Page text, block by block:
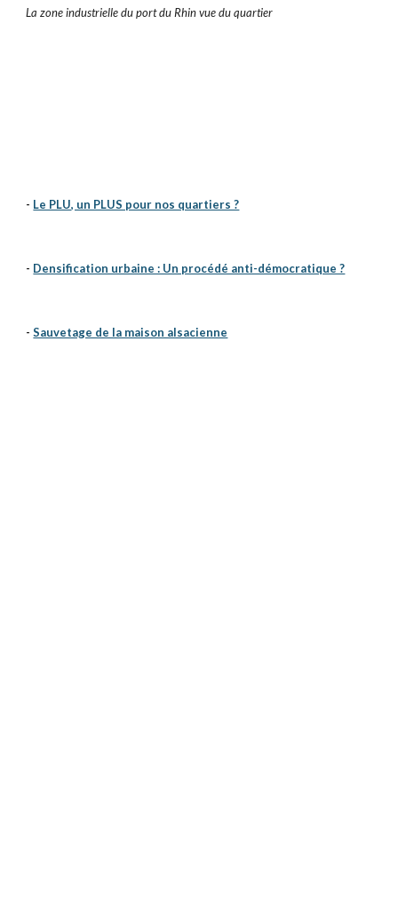
La zone industrielle du port du Rhin vue du quartier
- Le PLU, un PLUS pour nos quartiers ?
- Densification urbaine : Un procédé anti-démocratique ?
- Sauvetage de la maison alsacienne